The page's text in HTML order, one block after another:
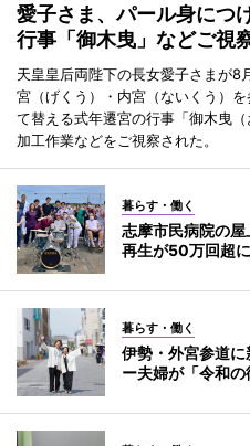
愛子さま、パール身に
行事「御木曳」などご視
天皇皇后両陛下の長女愛子さまが8
宮（げくう）・内宮（ないくう）
て替える式年遷宮の行事「御木曳
加工作業などをご視察された。
暮らす・働く
志摩市民病院の
再生が50万回超に
暮らす・働く
伊勢・外宮参道
ー夫婦が「令和の